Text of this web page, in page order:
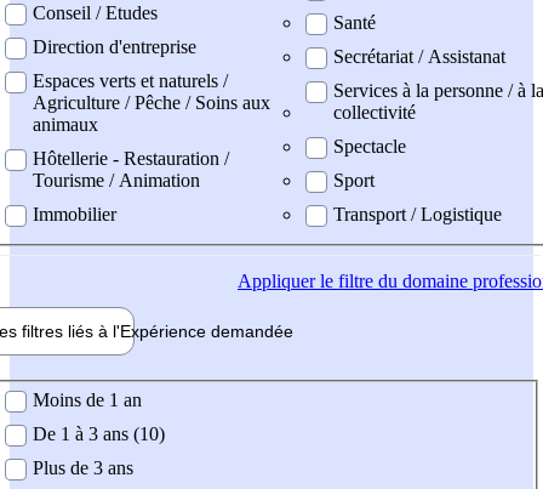
Conseil / Etudes
Direction d'entreprise
Espaces verts et naturels /
Agriculture / Pêche / Soins aux
animaux
Hôtellerie - Restauration /
Tourisme / Animation
Immobilier
Santé
Secrétariat / Assistanat
Services à la personne / à la
collectivité
Spectacle
Sport
Transport / Logistique
Appliquerle filtre du domaine
filtres liés à l'Expérience demandée
demandée
Moins de 1 an
De 1 à 3 ans (10)
Plus de 3 ans